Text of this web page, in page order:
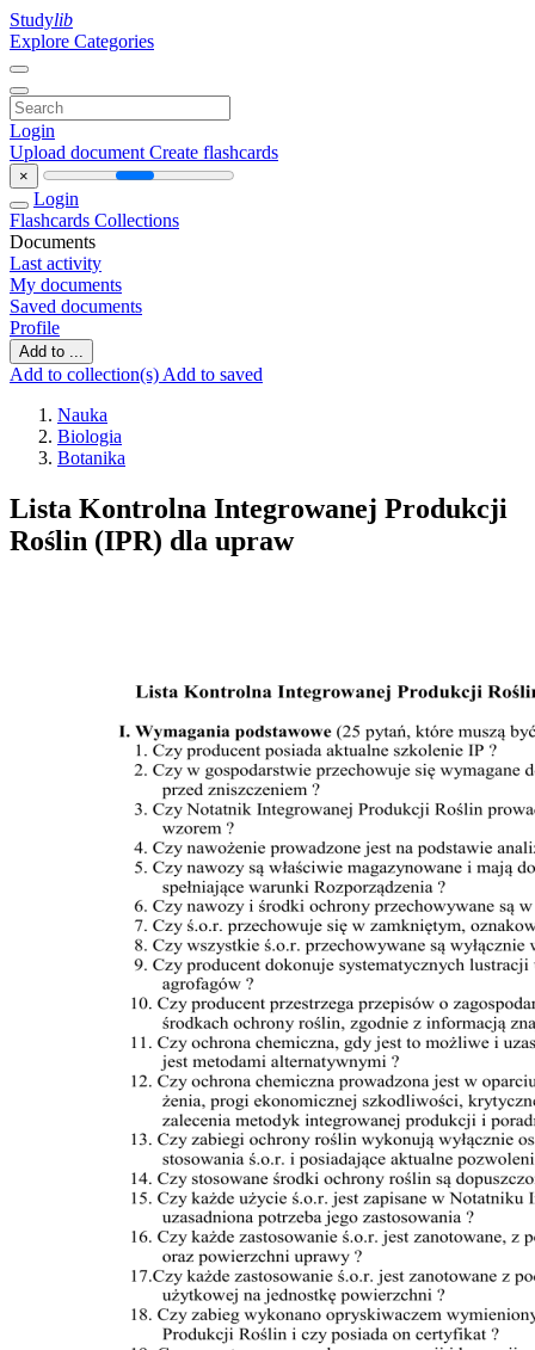
Studylib
Explore Categories
Login
Upload document Create flashcards
×
Login
Flashcards Collections
Documents
Last activity
My documents
Saved documents
Profile
Add to ...
Add to collection(s) Add to saved
Nauka
Biologia
Botanika
Lista Kontrolna Integrowanej Produkcji
Roślin (IPR) dla upraw